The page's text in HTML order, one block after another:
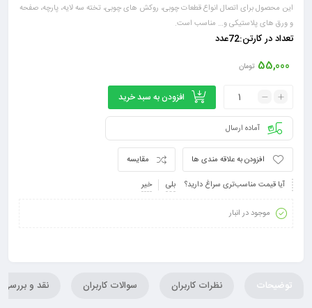
این محصول برای اتصال انواع قطعات چوبی، روکش های چوبی، تخته سه لایه، پارچه، صفحه
و ورق های پلاستیکی و… مناسب است.
تعداد در کارتن:72عدد
55,000 تومان
افزودن به سبد خرید
آماده ارسال
مقایسه
افزودن به علاقه مندی ها
آیا قیمت مناسب‌تری سراغ دارید؟
بلی خیر
موجود در انبار
توضیحات نظرات کاربران سوالات کاربران نقد و بررسی